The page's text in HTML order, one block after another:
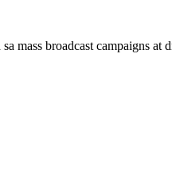
broadcast campaigns at